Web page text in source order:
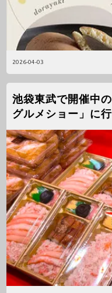
2026-04-03
池袋東武で開催中
グルメショー」に